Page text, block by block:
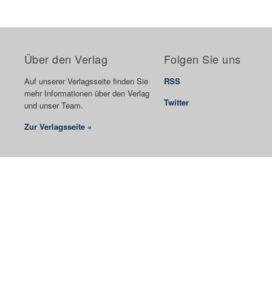
Über den Verlag
Auf unserer Verlagsseite finden Sie
mehr Informationen über den Verlag
und unser Team.
Zur Verlagsseite »
Folgen Sie uns
RSS
Twitter